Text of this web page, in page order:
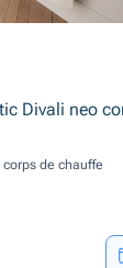
Divali neo
de chauffe